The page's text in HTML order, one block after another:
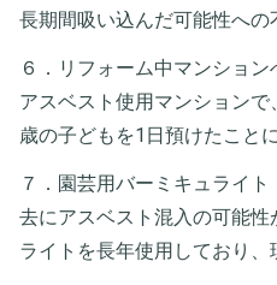
長期間吸い込んだ可能性への
６．リフォーム中マンショ
アスベスト使用マンション
歳の子どもを1日預けたこと
７．園芸用バーミキュライ
去にアスベスト混入の可能性
ライトを長年使用しており、